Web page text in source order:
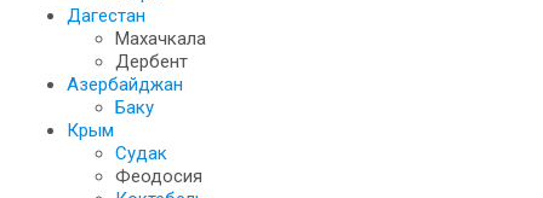
Дагестан
Махачкала
Дербент
Азербайджан
Баку
Крым
Судак
Феодосия